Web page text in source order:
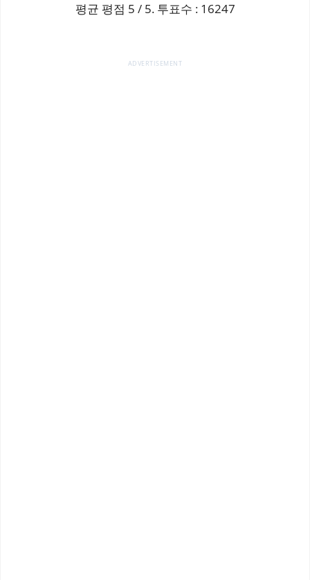
평균 평점 5 / 5. 투표수 : 16247
ADVERTISEMENT